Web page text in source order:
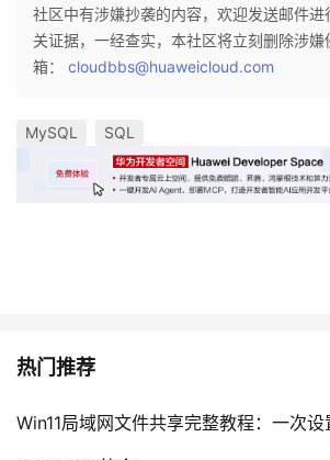
社区中有涉嫌抄袭的内容，欢迎发送邮件进
关证据，一经查实，本社区将立刻删除涉嫌
箱： cloudbbs@huaweicloud.com
MySQL SQL
热门推荐
Win11局域网文件共享完整教程：一次